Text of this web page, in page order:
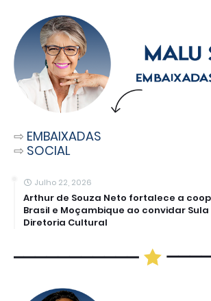
⇨ EMBAIXADAS
⇨ SOCIAL
Julho 22, 2026
Arthur de Souza Neto fortalece a
Brasil e Moçambique ao convidar
Diretoria Cultural